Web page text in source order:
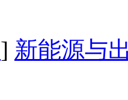
] 新能源与